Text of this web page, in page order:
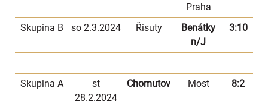
Praha
Skupina B so 2.3.2024 Řisuty
Benátky
n/J
3:10
Skupina A
st
28.2.2024
Chomutov Most 8:2